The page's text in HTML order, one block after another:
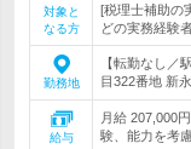
対象と
なる方
[税理士補助の
どの実務経験
勤務地
【転勤なし／
目322番地 新
給与
月給 207,000
験、能力を考